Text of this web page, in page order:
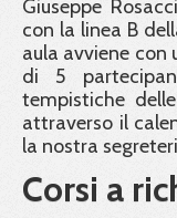
Giuseppe
con la linea B
aula avviene
di 5
tempistiche
attraverso il
la nostra
Corsi a